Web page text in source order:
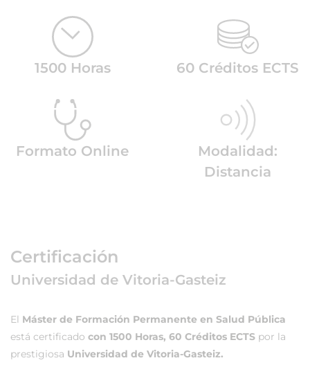
1500 Horas 60 Créditos ECTS
Formato Online
Modalidad:
Distancia
Certificación
Universidad de Vitoria-Gasteiz
El Máster de Formación Permanente en Salud Pública
está certificado con 1500 Horas, 60 Créditos ECTS por la
prestigiosa Universidad de Vitoria-Gasteiz.